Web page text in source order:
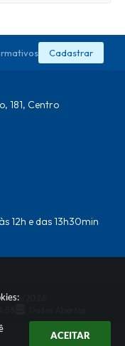
ACEITAR
Cadastrar
181, Centro
12h e das 13h30min
06/2026